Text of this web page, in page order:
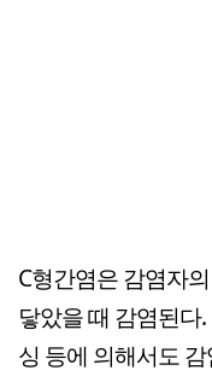
C형간염은 감염자
닿았을 때 감염된다
싱 등에 의해서도